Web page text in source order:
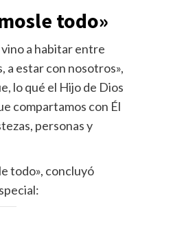
todo»
vino a habitar entre
a estar con nosotros»,
lo qué el Hijo de Dios
compartamos con Él
personas y
todo», concluyó